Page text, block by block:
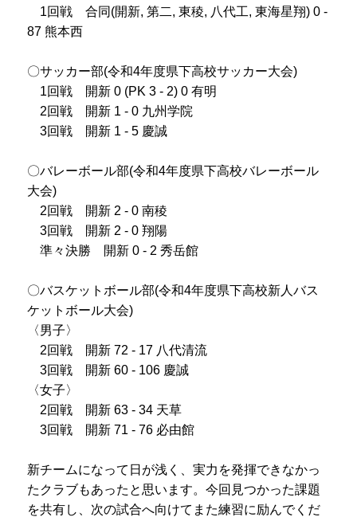
1回戦 合同(開新, 第二, 東稜, 八代工, 東海星翔) 0 -
87 熊本西
〇サッカー部(令和4年度県下高校サッカー大会)
1回戦 開新 0 (PK 3 - 2) 0 有明
2回戦 開新 1 - 0 九州学院
3回戦 開新 1 - 5 慶誠
〇バレーボール部(令和4年度県下高校バレーボール
大会)
2回戦 開新 2 - 0 南稜
3回戦 開新 2 - 0 翔陽
準々決勝 開新 0 - 2 秀岳館
〇バスケットボール部(令和4年度県下高校新人バス
ケットボール大会)
〈男子〉
2回戦 開新 72 - 17 八代清流
3回戦 開新 60 - 106 慶誠
〈女子〉
2回戦 開新 63 - 34 天草
3回戦 開新 71 - 76 必由館
新チームになって日が浅く、実力を発揮できなかっ
たクラブもあったと思います。今回見つかった課題
を共有し、次の試合へ向けてまた練習に励んでくだ